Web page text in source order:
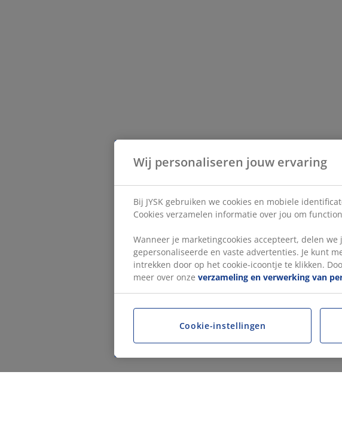
Wij personaliseren jouw ervaring
Bij JYSK gebruiken we cookies en mobiele
Cookies verzamelen informatie over jou om
Wanneer je marketingcookies accepteert, delen
gepersonaliseerde en vaste advertenties. Je kunt
intrekken door op het cookie-icoontje te klikken.
meer over onze verzameling en verwerking van
Cookie-instellingen